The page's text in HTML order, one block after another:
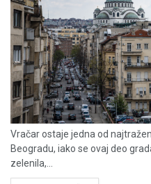
Vračar ostaje jedna od
Beogradu, iako se ovaj deo
zelenila,...